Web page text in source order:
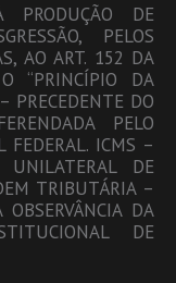
PRODUÇÃO DE
PELOS
AO ART. 152 DA
“PRINCÍPIO DA
PRECEDENTE DO
PELO
FEDERAL. ICMS –
UNILATERAL DE
TRIBUTÁRIA –
DA
DE